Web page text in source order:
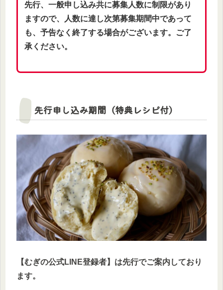
先行、一般申し込み共に募集人数に制限があり
ますので、人数に達し次第募集期間中であって
も、予告なく終了する場合がございます。ご了
承ください。
先行申し込み期間（特典レシピ付）
【むぎの公式LINE登録者】は先行でご案内しており
ます。